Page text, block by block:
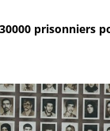
prisonniers